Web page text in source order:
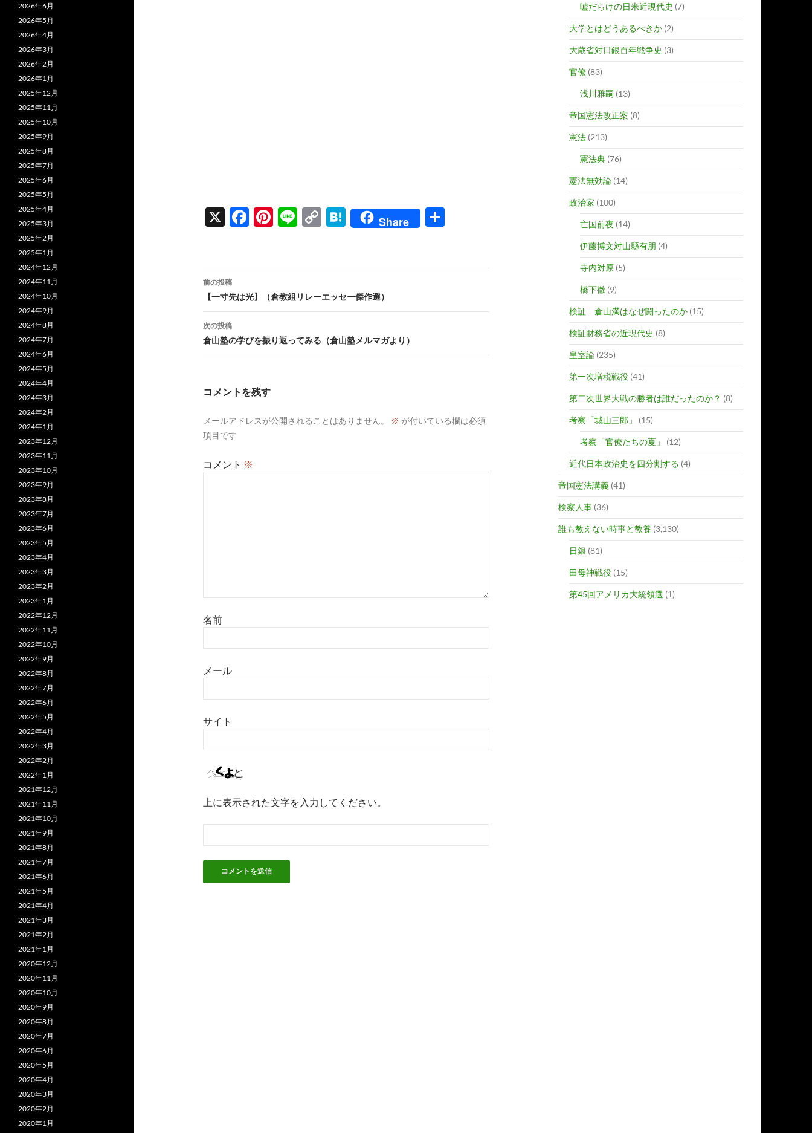
X
F
b
o
o
k
Pi
es
t
Li
C
y
Li
n
k
H
at
n
a
Share
投
稿
ナ
ビ
ゲ
ョ
前の投稿
【一寸先は光】（倉教組リレーエッセー傑作選）
次の投稿
倉山塾の学びを振り返ってみる（倉山塾メルマガより）
コメントを残す
メールアドレスが公開されることはありません。 ※ が付いている欄は必須
項目です
コメント ※
名前
メール
サイト
上に表示された文字を入力してください。
嘘だらけの日米近現代史 (7)
大学とはどうあるべきか (2)
大蔵省対日銀百年戦争史 (3)
官僚 (83)
浅川雅嗣 (13)
帝国憲法改正案 (8)
憲法 (213)
憲法典 (76)
憲法無効論 (14)
政治家 (100)
亡国前夜 (14)
伊藤博文対山縣有朋 (4)
寺内対原 (5)
橋下徹 (9)
検証 倉山満はなぜ闘ったのか (15)
検証財務省の近現代史 (8)
皇室論 (235)
第一次増税戦役 (41)
第二次世界大戦の勝者は誰だったのか？ (8)
考察「城山三郎」 (15)
考察「官僚たちの夏」 (12)
近代日本政治史を四分割する (4)
帝国憲法講義 (41)
検察人事 (36)
誰も教えない時事と教養 (3,130)
日銀 (81)
田母神戦役 (15)
第45回アメリカ大統領選 (1)
2026年6月
2026年5月
2026年4月
2026年3月
2026年2月
2026年1月
2025年12月
2025年11月
2025年10月
2025年9月
2025年8月
2025年7月
2025年6月
2025年5月
2025年4月
2025年3月
2025年2月
2025年1月
2024年12月
2024年11月
2024年10月
2024年9月
2024年8月
2024年7月
2024年6月
2024年5月
2024年4月
2024年3月
2024年2月
2024年1月
2023年12月
2023年11月
2023年10月
2023年9月
2023年8月
2023年7月
2023年6月
2023年5月
2023年4月
2023年3月
2023年2月
2023年1月
2022年12月
2022年11月
2022年10月
2022年9月
2022年8月
2022年7月
2022年6月
2022年5月
2022年4月
2022年3月
2022年2月
2022年1月
2021年12月
2021年11月
2021年10月
2021年9月
2021年8月
2021年7月
2021年6月
2021年5月
2021年4月
2021年3月
2021年2月
2021年1月
2020年12月
2020年11月
2020年10月
2020年9月
2020年8月
2020年7月
2020年6月
2020年5月
2020年4月
2020年3月
2020年2月
2020年1月